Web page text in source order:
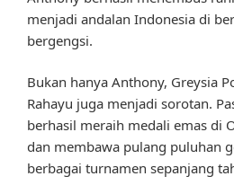
menjadi andalan Indonesia di
bergengsi.
Bukan hanya Anthony, Greysia
Rahayu juga menjadi sorotan.
berhasil meraih medali emas di
dan membawa pulang puluhan
berbagai turnamen sepanjang